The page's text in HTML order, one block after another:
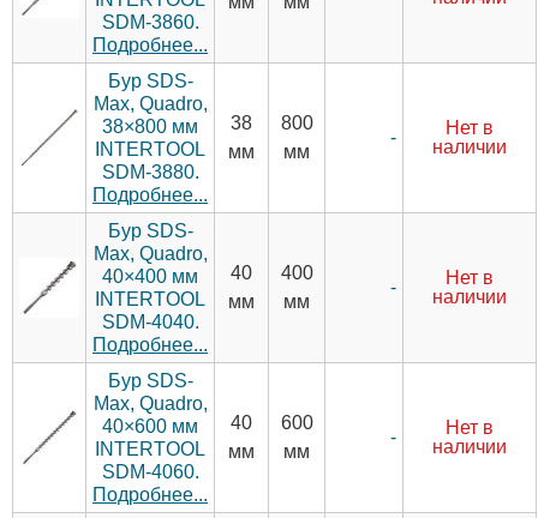
SDM-3860.
Подробнее...
Бур SDS-
Max, Quadro,
38×800 мм
INTERTOOL
SDM-3880.
Подробнее...
38
мм
800
мм
-
Нет в
наличии
Бур SDS-
Max, Quadro,
40×400 мм
INTERTOOL
SDM-4040.
Подробнее...
40
мм
400
мм
-
Нет в
наличии
Бур SDS-
Max, Quadro,
40×600 мм
INTERTOOL
SDM-4060.
Подробнее...
40
мм
600
мм
-
Нет в
наличии